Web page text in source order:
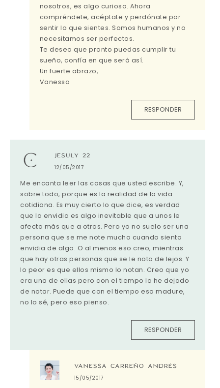
nosotros, es algo curioso. Ahora
compréndete, acéptate y perdónate por
sentir lo que sientes. Somos humanos y no
necesitamos ser perfectos.
Te deseo que pronto puedas cumplir tu
sueño, confía en que será así.
Un fuerte abrazo,
Vanessa
RESPONDER
JESULY 22
12/05/2017
Me encanta leer las cosas que usted escribe. Y,
sobre todo, porque es la realidad de la vida
cotidiana. Es muy cierto lo que dice, es verdad
que la envidia es algo inevitable que a unos le
afecta más que a otros. Pero yo no suelo ser una
persona que se me note mucho cuando siento
envidia de algo. O al menos eso creo, mientras
que hay otras personas que se le nota de lejos. Y
lo peor es que ellos mismo lo notan. Creo que yo
era una de ellas pero con el tiempo lo he dejado
de notar. Puede que con el tiempo eso madure,
no lo sé, pero eso pienso.
RESPONDER
VANESSA CARREÑO ANDRÉS
15/05/2017